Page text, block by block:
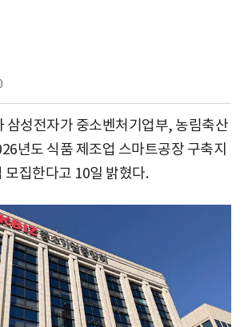
삼성전자가 중소벤처기업부, 농림축산
년도 식품 제조업 스마트공장 구축지
모집한다고 10일 밝혔다.